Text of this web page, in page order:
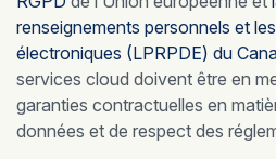
renseignements personnels et
électroniques (LPRPDE) du
services cloud doivent être en
garanties contractuelles en
données et de respect des